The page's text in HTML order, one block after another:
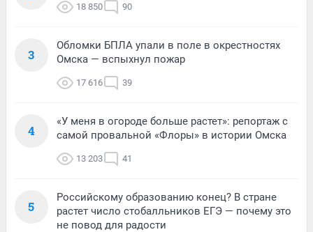
18 850 90
3
Обломки БПЛА упали в поле в окрестностях
Омска — вспыхнул пожар
17 616 39
4
«У меня в огороде больше растет»: репортаж с
самой провальной «Флоры» в истории Омска
13 203 41
5
Российскому образованию конец? В стране
растет число стобалльников ЕГЭ — почему это
не повод для радости